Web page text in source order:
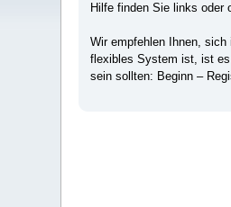
Hilfe finden Sie links oder
Wir empfehlen Ihnen, sich
flexibles System ist, ist es
sein sollten: Beginn –